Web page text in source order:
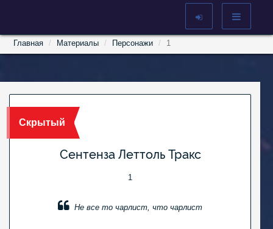
Главная Материалы Персонажи 1
Скрытый
Сентенза Леттоль Тракс
1
Не все то чарлист, что чарлист